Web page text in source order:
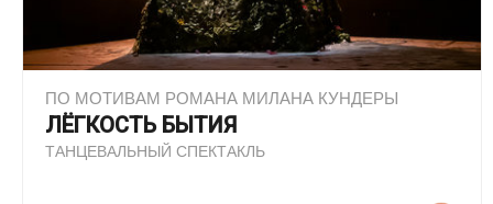
ПО МОТИВАМ РОМАНА МИЛАНА КУНДЕРЫ
ЛЁГКОСТЬ БЫТИЯ
ТАНЦЕВАЛЬНЫЙ СПЕКТАКЛЬ